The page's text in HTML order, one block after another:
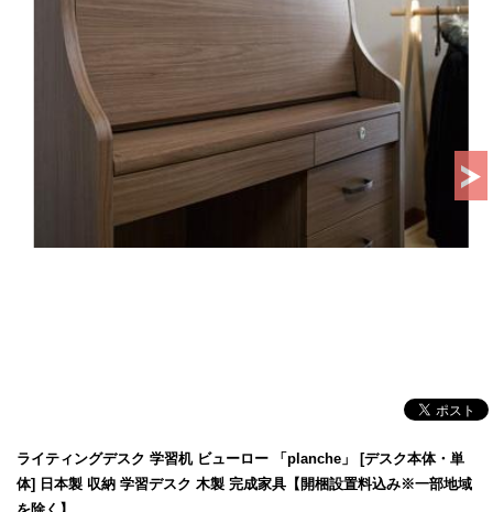
ライティングデスク 学習机 ビューロー 「planche」 [デスク本体・単
体] 日本製 収納 学習デスク 木製 完成家具【開梱設置料込み※一部地域